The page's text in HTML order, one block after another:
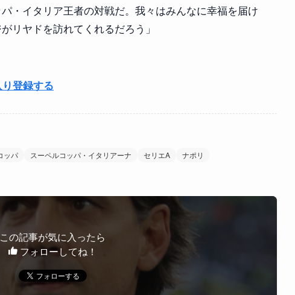
・イタリア王者の対戦だ。我々はみんなに幸福を届け
リヤドを訪れてくれるだろう」
登録する
ッパ スーペルコッパ・イタリアーナ セリエA
ナポリ
この記事が気に入ったら
フォローしてね！